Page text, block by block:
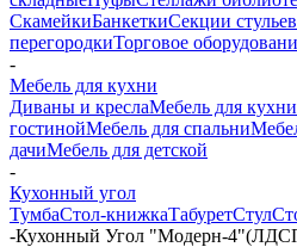
СкамейкиБанкеткиСекции стульев
перегородкиТорговое
-
Мебель для кухни
Диваны и креслаМебель для кухни
гостинойМебель для спальни
дачиМебель для детской
-
Кухонный угол
ТумбаСтол-книжкаТабуретСтул
-Кухонный Угол "Модерн-